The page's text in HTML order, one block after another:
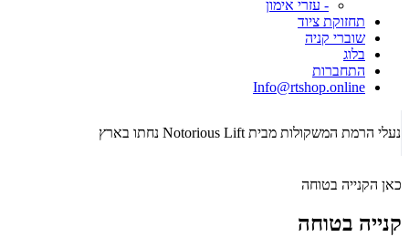
- עזרי אימון
תחזוקת ציוד
שוברי קניה
בלוג
התחברות
Info@rtshop.online
נעלי הרמת המשקולות מבית Notorious Lift נחתו בארץ
כאן הקנייה בטוחה
קנייה בטוחה